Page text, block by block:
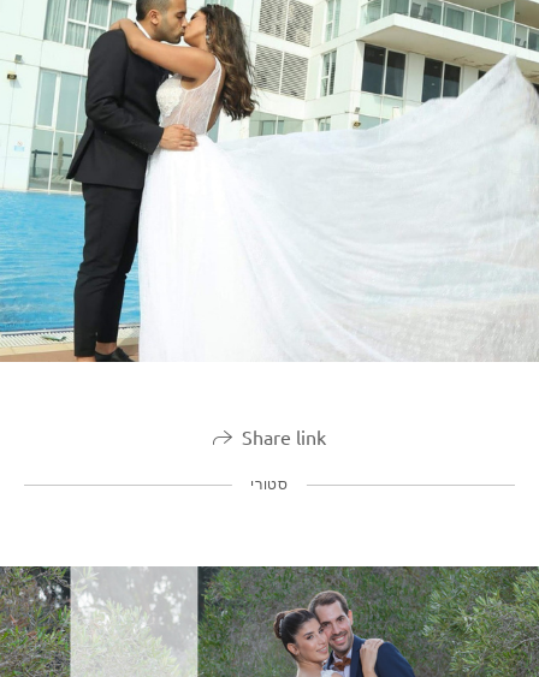
Share link
סטורי